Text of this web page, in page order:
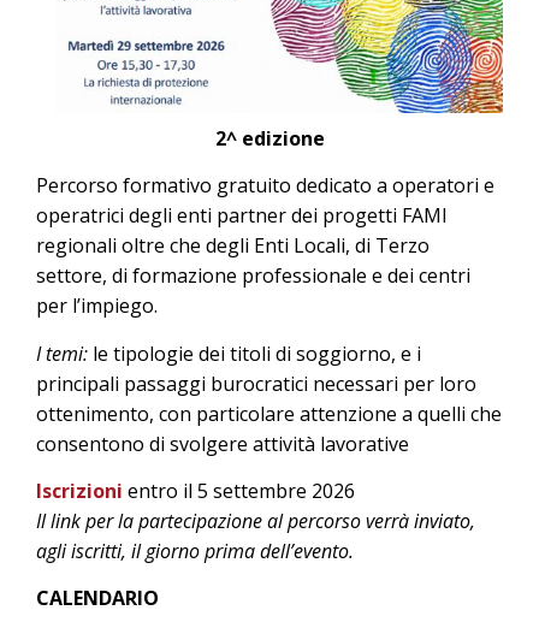
2^ edizione
Percorso formativo gratuito dedicato a operatori e
operatrici degli enti partner dei progetti FAMI
regionali oltre che degli Enti Locali, di Terzo
settore, di formazione professionale e dei centri
per l’impiego.
I temi: le tipologie dei titoli di soggiorno, e i
principali passaggi burocratici necessari per loro
ottenimento, con particolare attenzione a quelli che
consentono di svolgere attività lavorative
Iscrizioni entro il 5 settembre 2026
Il link per la partecipazione al percorso verrà inviato,
agli iscritti, il giorno prima dell’evento.
CALENDARIO